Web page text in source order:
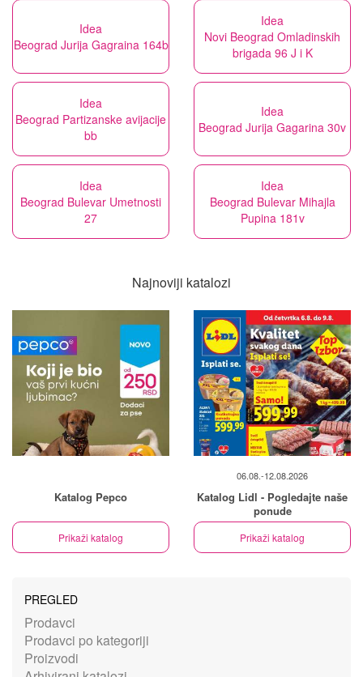
Idea
Beograd Jurija Gagraina 164b
Idea
Novi Beograd Omladinskih
brigada 96 J i K
Idea
Beograd Partizanske avijacije
bb
Idea
Beograd Jurija Gagarina 30v
Idea
Beograd Bulevar Umetnosti
27
Idea
Beograd Bulevar Mihajla
Pupina 181v
Najnoviji katalozi
Katalog Pepco
Prikaži katalog
06.08.-12.08.2026
Katalog Lidl - Pogledajte naše
ponude
Prikaži katalog
PREGLED
Prodavci
Prodavci po kategoriji
Proizvodi